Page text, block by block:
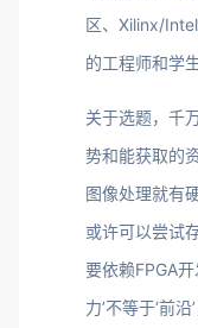
区、Xilinx/
的工程师和学
关于选题，千
势和能获取的
图像处理就有
或许可以尝试
要依赖FPGA
力’不等于‘前